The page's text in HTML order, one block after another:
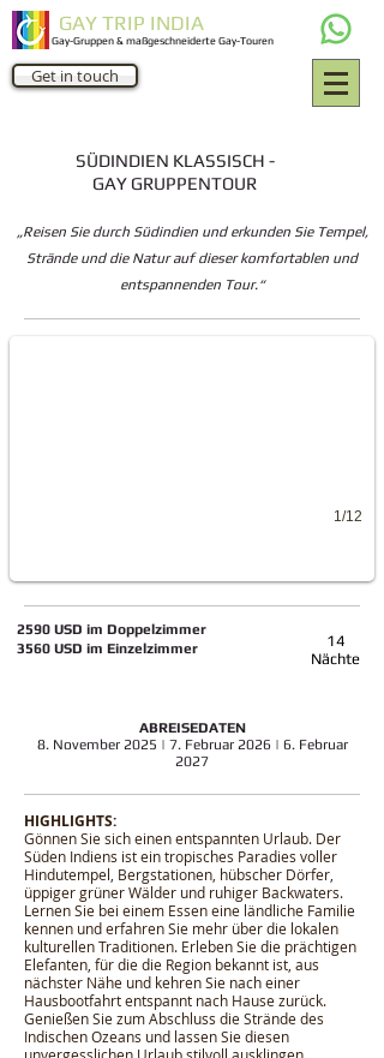
GAY TRIP INDIA
Gay-Gruppen & maßgeschneiderte Gay-Touren
Get in touch
SÜDINDIEN KLASSISCH -
GAY GRUPPENTOUR
„Reisen Sie durch Südindien und erkunden Sie Tempel,
Strände und die Natur auf dieser komfortablen und
entspannenden Tour.“
south India temples
1/12
​2590 USD im Doppelzimmer
3560 USD im Einzelzimmer
14
Nächte
ABREISEDATEN
8. November 2025 | 7. Februar 2026 | 6. Februar
2027
HIGHLIGHTS:
Gönnen Sie sich einen entspannten Urlaub. Der
Süden Indiens ist ein tropisches Paradies voller
Hindutempel, Bergstationen, hübscher Dörfer,
üppiger grüner Wälder und ruhiger Backwaters.
Lernen Sie bei einem Essen eine ländliche Familie
kennen und erfahren Sie mehr über die lokalen
kulturellen Traditionen. Erleben Sie die prächtigen
Elefanten, für die die Region bekannt ist, aus
nächster Nähe und kehren Sie nach einer
Hausbootfahrt entspannt nach Hause zurück.
Genießen Sie zum Abschluss die Strände des
Indischen Ozeans und lassen Sie diesen